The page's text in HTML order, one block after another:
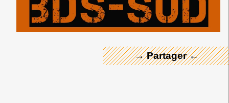
→ Partager ←
← Merci ! →